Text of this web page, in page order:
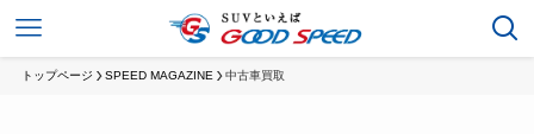
トップページ SPEED MAGAZINE 中古車買取